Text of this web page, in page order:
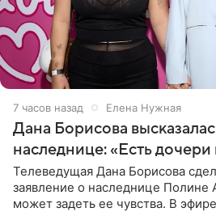
7 часов назад Елена Нужная
Дана Борисова
наследнице: «Есть
Телеведущая Дана Борисова
заявление о наследнице Полине
может задеть ее чувства. В